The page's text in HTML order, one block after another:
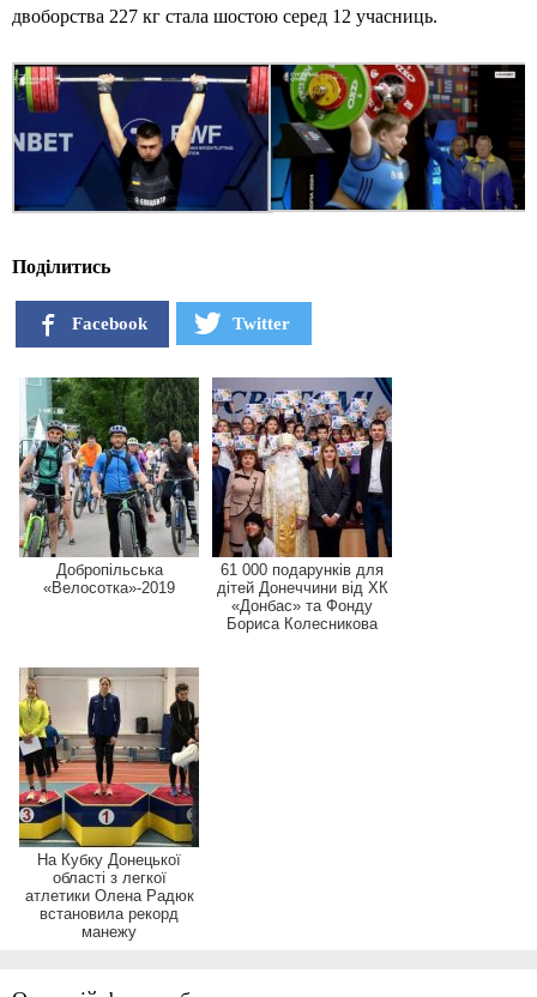
двоборства 227 кг стала шостою серед 12 учасниць.
Поділитись
Facebook Twitter
Добропільська
«Велосотка»-2019
61 000 подарунків для
дітей Донеччини від ХК
«Донбас» та Фонду
Бориса Колесникова
На Кубку Донецької
області з легкої
атлетики Олена Радюк
встановила рекорд
манежу